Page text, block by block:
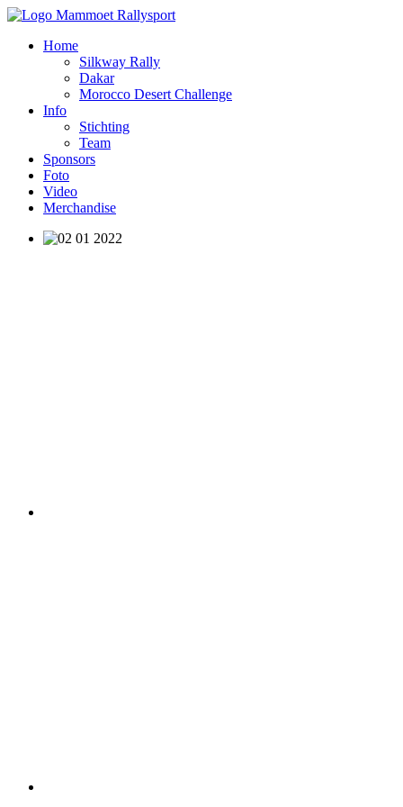
Home
Silkway Rally
Dakar
Morocco Desert Challenge
Info
Stichting
Team
Sponsors
Foto
Video
Merchandise